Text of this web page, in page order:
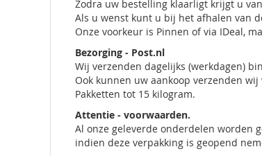
Zodra uw bestelling klaarligt krijgt u
Als u wenst kunt u bij het afhalen van
Onze voorkeur is Pinnen of via IDeal,
Bezorging - Post.nl
Wij verzenden dagelijks (werkdagen)
Ook kunnen uw aankoop verzenden
Pakketten tot 15 kilogram.
Attentie - voorwaarden.
Al onze geleverde onderdelen worden
indien deze verpakking is geopend